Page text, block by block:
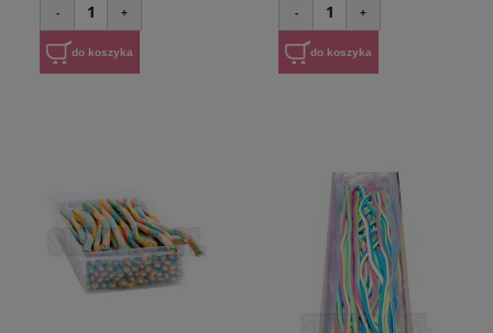
- 1 +
do koszyka
- 1 +
do koszyka